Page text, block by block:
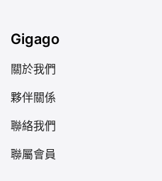
Gigago
關於我們
夥伴關係
聯絡我們
聯屬會員